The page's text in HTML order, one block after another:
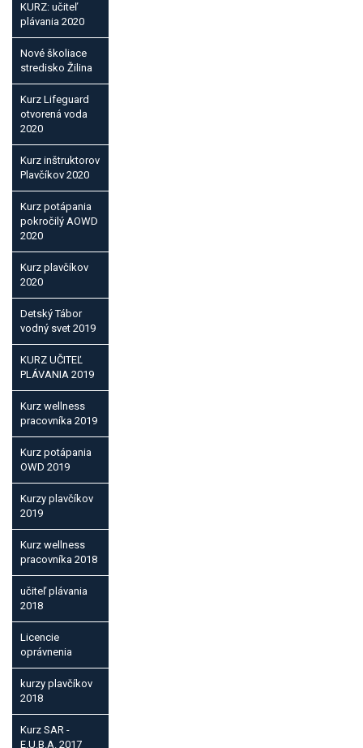
KURZ: učiteľ
plávania 2020
Nové školiace
stredisko Žilina
Kurz Lifeguard
otvorená voda
2020
Kurz inštruktorov
Plavčíkov 2020
Kurz potápania
pokročilý AOWD
2020
Kurz plavčíkov
2020
Detský Tábor
vodný svet 2019
KURZ UČITEĽ
PLÁVANIA 2019
Kurz wellness
pracovníka 2019
Kurz potápania
OWD 2019
Kurzy plavčíkov
2019
Kurz wellness
pracovníka 2018
učiteľ plávania
2018
Licencie
oprávnenia
kurzy plavčíkov
2018
Kurz SAR -
E.U.B.A. 2017